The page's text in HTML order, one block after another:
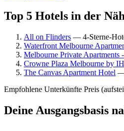
Top 5 Hotels in der
All on Flinders — 4-Sterne-
Waterfront Melbourne
Melbourne Private
Crowne Plaza Melbourne by
The Canvas Apartment Hotel —
Empfohlene Unterkünfte Preis
Deine Ausgangsbasis